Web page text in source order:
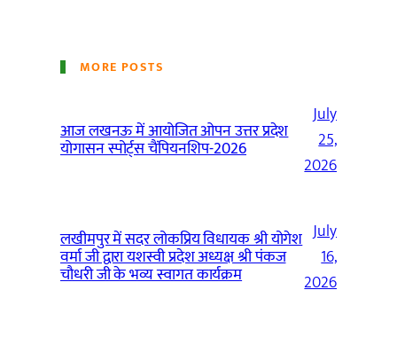
MORE POSTS
आज लखनऊ में आयोजित ओपन उत्तर प्रदेश
योगासन स्पोर्ट्स चैंपियनशिप-2026
July
25,
2026
लखीमपुर में सदर लोकप्रिय विधायक श्री योगेश
वर्मा जी द्वारा यशस्वी प्रदेश अध्यक्ष श्री पंकज
चौधरी जी के भव्य स्वागत कार्यक्रम
July
16,
2026